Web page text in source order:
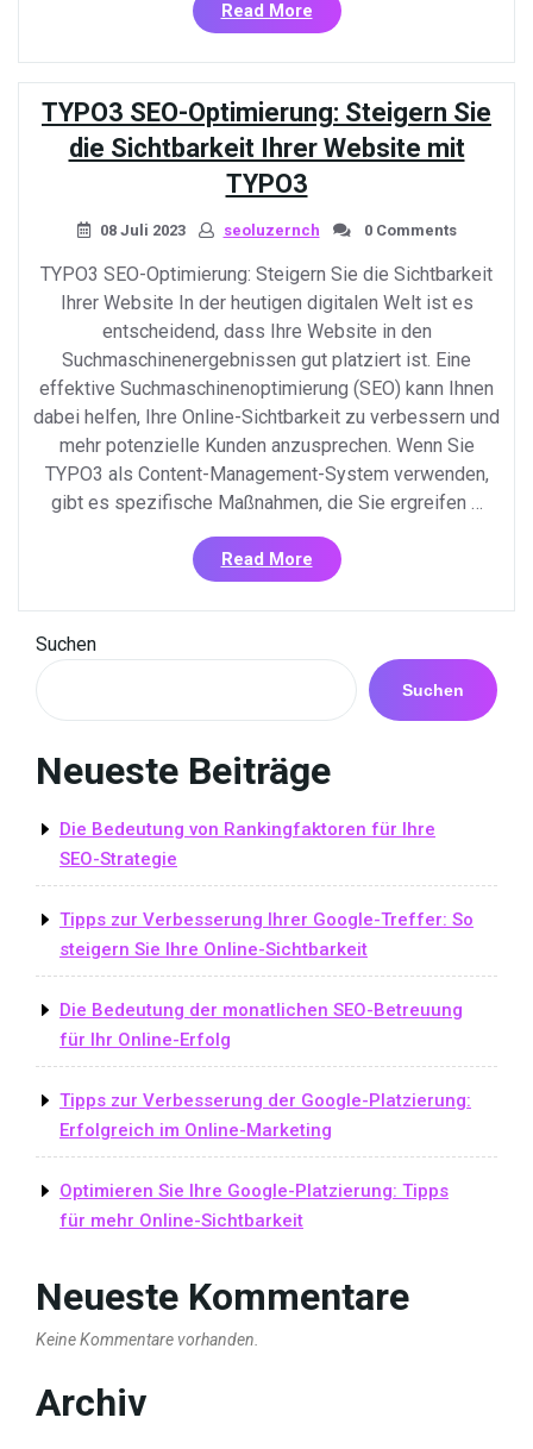
Read More«Effektive
mit
TYPO3:
Tipps
und
Tricks
Online-
Sichtbarkeit»
TYPO3 SEO-Optimierung: Steigern Sie
die Sichtbarkeit Ihrer Website mit
TYPO3
08 Juli 2023 seoluzernch 0 Comments
TYPO3 SEO-Optimierung: Steigern Sie die Sichtbarkeit
Ihrer Website In der heutigen digitalen Welt ist es
entscheidend, dass Ihre Website in den
Suchmaschinenergebnissen gut platziert ist. Eine
effektive Suchmaschinenoptimierung (SEO) kann Ihnen
dabei helfen, Ihre Online-Sichtbarkeit zu verbessern und
mehr potenzielle Kunden anzusprechen. Wenn Sie
TYPO3 als Content-Management-System verwenden,
gibt es spezifische Maßnahmen, die Sie ergreifen …
Read More«TYPO3
SEO-
Optimierung:
Sie
Sichtbarkeit
Website
TYPO3»
Suchen
Suchen
Neueste Beiträge
Die Bedeutung von Rankingfaktoren für Ihre
SEO-Strategie
Tipps zur Verbesserung Ihrer Google-Treffer: So
steigern Sie Ihre Online-Sichtbarkeit
Die Bedeutung der monatlichen SEO-Betreuung
für Ihr Online-Erfolg
Tipps zur Verbesserung der Google-Platzierung:
Erfolgreich im Online-Marketing
Optimieren Sie Ihre Google-Platzierung: Tipps
für mehr Online-Sichtbarkeit
Neueste Kommentare
Keine Kommentare vorhanden.
Archiv